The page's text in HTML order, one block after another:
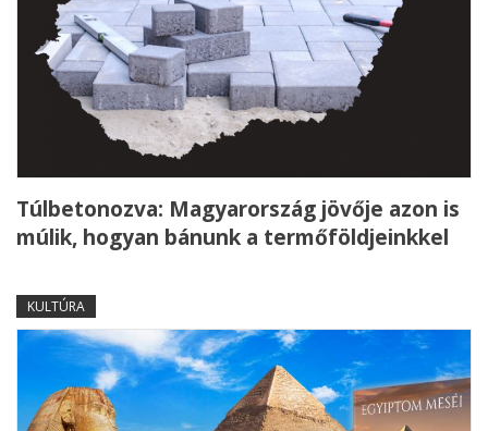
Túlbetonozva: Magyarország jövője azon is
múlik, hogyan bánunk a termőföldjeinkkel
KULTÚRA